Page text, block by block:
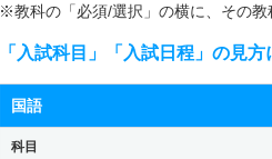
※教科の「必須/選択」の横に、その教
「入試科目」「入試日程」の見方
国語
科目